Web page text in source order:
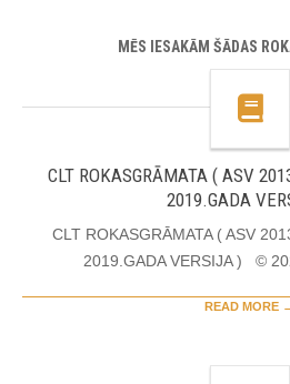
MĒS IESAKĀM ŠĀDAS
CLT ROKASGRĀMATA ( ASV
2019.GADA
CLT ROKASGRĀMATA ( ASV
2019.GADA VERSIJA ) ©
READ MORE